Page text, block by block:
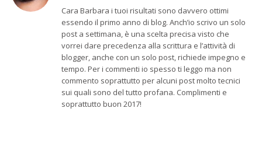
Cara Barbara i tuoi risultati sono davvero ottimi
essendo il primo anno di blog. Anch’io scrivo un solo
post a settimana, è una scelta precisa visto che
vorrei dare precedenza alla scrittura e l’attività di
blogger, anche con un solo post, richiede impegno e
tempo. Per i commenti io spesso ti leggo ma non
commento soprattutto per alcuni post molto tecnici
sui quali sono del tutto profana. Complimenti e
soprattutto buon 2017!